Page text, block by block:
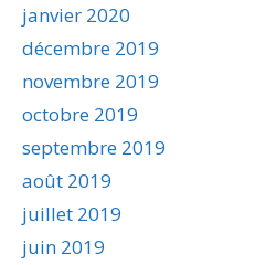
janvier 2020
décembre 2019
novembre 2019
octobre 2019
septembre 2019
août 2019
juillet 2019
juin 2019